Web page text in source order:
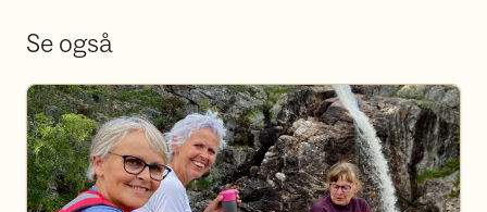
Se også
Bli frivillig i Kongsberg